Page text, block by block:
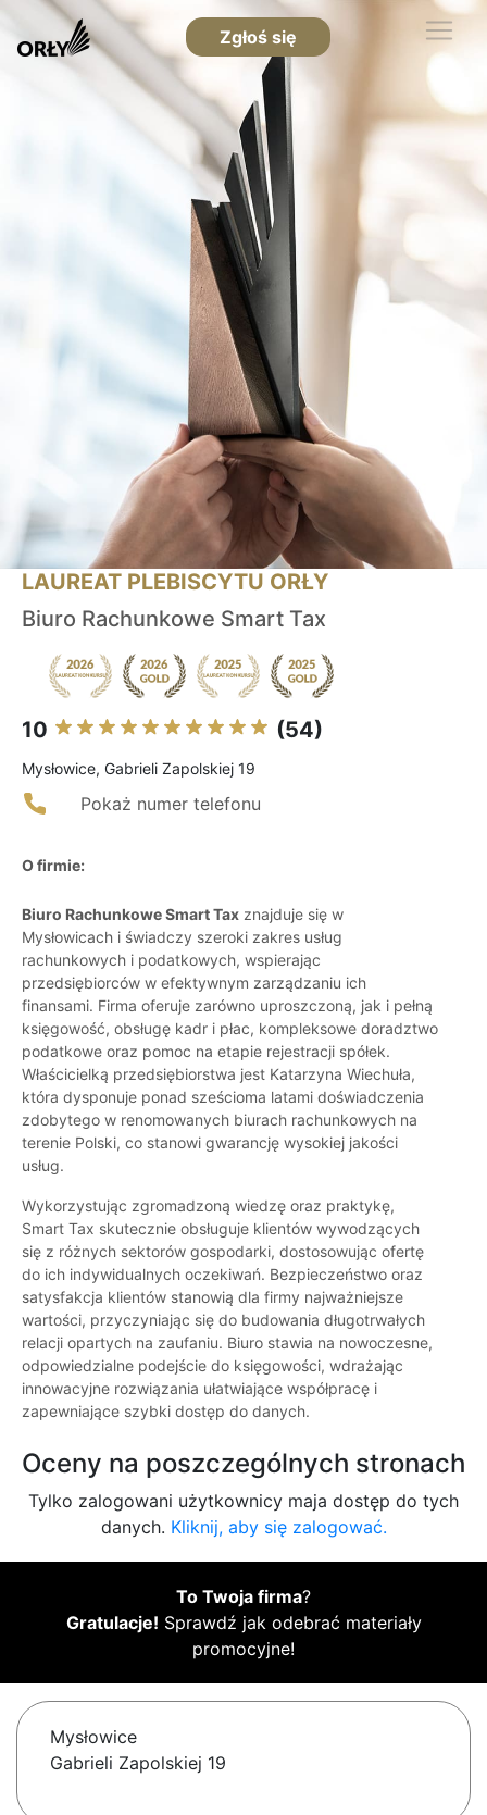
Zgłoś się
LAUREAT PLEBISCYTU ORŁY
Biuro Rachunkowe Smart Tax
10 (54)
Mysłowice, Gabrieli Zapolskiej 19
Pokaż numer telefonu
O firmie:
Biuro Rachunkowe Smart Tax znajduje się w
Mysłowicach i świadczy szeroki zakres usług
rachunkowych i podatkowych, wspierając
przedsiębiorców w efektywnym zarządzaniu ich
finansami. Firma oferuje zarówno uproszczoną, jak i pełną
księgowość, obsługę kadr i płac, kompleksowe doradztwo
podatkowe oraz pomoc na etapie rejestracji spółek.
Właścicielką przedsiębiorstwa jest Katarzyna Wiechuła,
która dysponuje ponad sześcioma latami doświadczenia
zdobytego w renomowanych biurach rachunkowych na
terenie Polski, co stanowi gwarancję wysokiej jakości
usług.
Wykorzystując zgromadzoną wiedzę oraz praktykę,
Smart Tax skutecznie obsługuje klientów wywodzących
się z różnych sektorów gospodarki, dostosowując ofertę
do ich indywidualnych oczekiwań. Bezpieczeństwo oraz
satysfakcja klientów stanowią dla firmy najważniejsze
wartości, przyczyniając się do budowania długotrwałych
relacji opartych na zaufaniu. Biuro stawia na nowoczesne,
odpowiedzialne podejście do księgowości, wdrażając
innowacyjne rozwiązania ułatwiające współpracę i
zapewniające szybki dostęp do danych.
Oceny na poszczególnych stronach
Tylko zalogowani użytkownicy maja dostęp do tych
danych. Kliknij, aby się zalogować.
To Twoja firma?
Gratulacje! Sprawdź jak odebrać materiały
promocyjne!
Mysłowice
Gabrieli Zapolskiej 19